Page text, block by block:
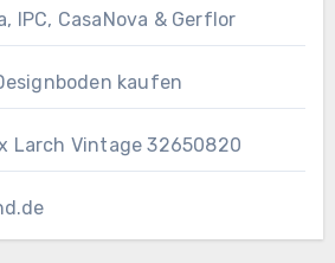
IPC, CasaNova & Gerflor
kaufen
​Larch Vintage 32650820